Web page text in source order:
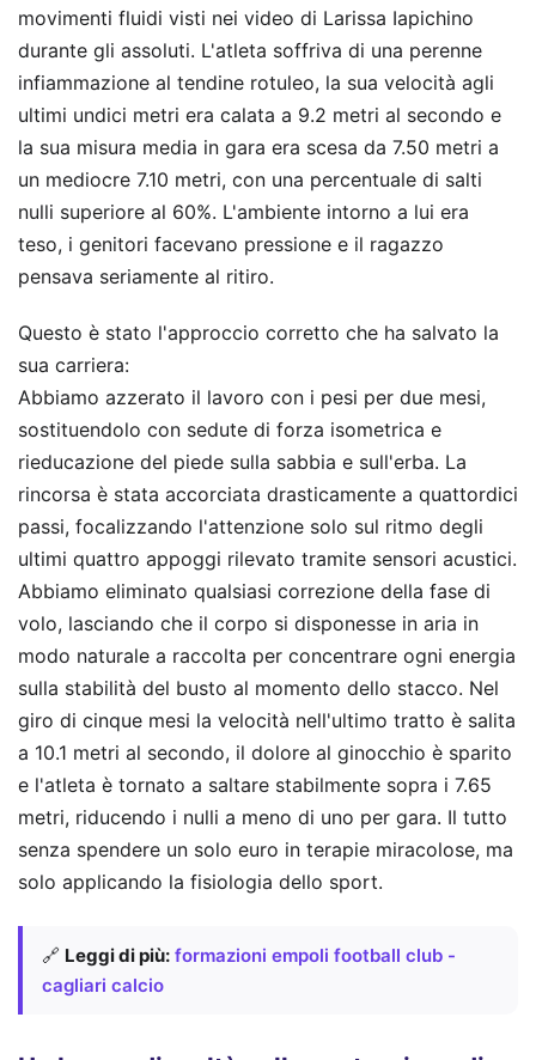
movimenti fluidi visti nei video di Larissa Iapichino
durante gli assoluti. L'atleta soffriva di una perenne
infiammazione al tendine rotuleo, la sua velocità agli
ultimi undici metri era calata a 9.2 metri al secondo e
la sua misura media in gara era scesa da 7.50 metri a
un mediocre 7.10 metri, con una percentuale di salti
nulli superiore al 60%. L'ambiente intorno a lui era
teso, i genitori facevano pressione e il ragazzo
pensava seriamente al ritiro.
Questo è stato l'approccio corretto che ha salvato la
sua carriera:
Abbiamo azzerato il lavoro con i pesi per due mesi,
sostituendolo con sedute di forza isometrica e
rieducazione del piede sulla sabbia e sull'erba. La
rincorsa è stata accorciata drasticamente a quattordici
passi, focalizzando l'attenzione solo sul ritmo degli
ultimi quattro appoggi rilevato tramite sensori acustici.
Abbiamo eliminato qualsiasi correzione della fase di
volo, lasciando che il corpo si disponesse in aria in
modo naturale a raccolta per concentrare ogni energia
sulla stabilità del busto al momento dello stacco. Nel
giro di cinque mesi la velocità nell'ultimo tratto è salita
a 10.1 metri al secondo, il dolore al ginocchio è sparito
e l'atleta è tornato a saltare stabilmente sopra i 7.65
metri, riducendo i nulli a meno di uno per gara. Il tutto
senza spendere un solo euro in terapie miracolose, ma
solo applicando la fisiologia dello sport.
🔗 Leggi di più: formazioni empoli football club -
cagliari calcio